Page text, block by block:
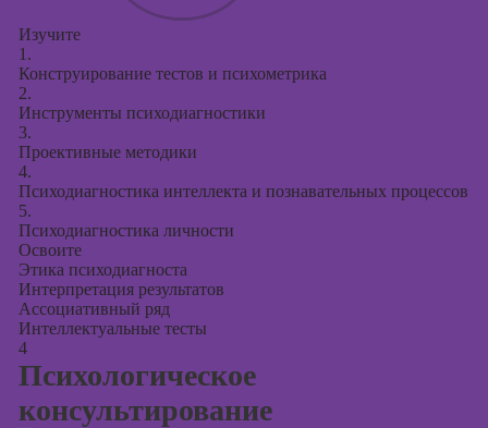
Изучите
1.
Конструирование тестов и психометрика
2.
Инструменты психодиагностики
3.
Проективные методики
4.
Психодиагностика интеллекта и познавательных процессов
5.
Психодиагностика личности
Освоите
Этика психодиагноста
Интерпретация результатов
Ассоциативный ряд
Интеллектуальные тесты
4
Психологическое
консультирование